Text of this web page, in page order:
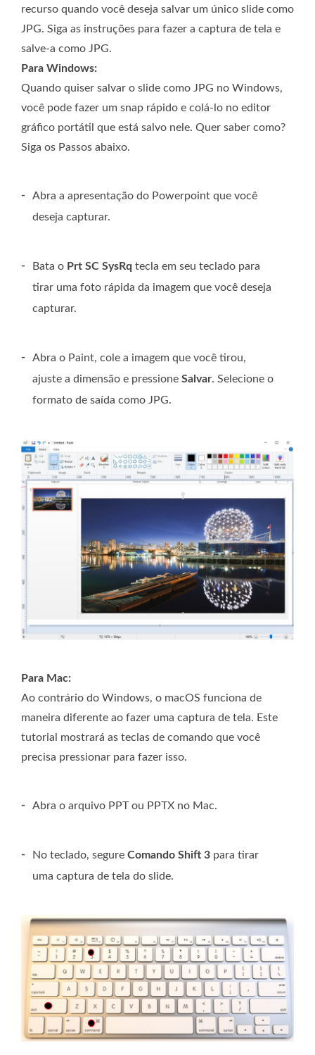
recurso quando você deseja salvar um único slide como
JPG. Siga as instruções para fazer a captura de tela e
salve-a como JPG.
Para Windows:
Quando quiser salvar o slide como JPG no Windows,
você pode fazer um snap rápido e colá-lo no editor
gráfico portátil que está salvo nele. Quer saber como?
Siga os Passos abaixo.
-
Abra a apresentação do Powerpoint que você
deseja capturar.
- Bata o Prt SC SysRq tecla em seu teclado para
tirar uma foto rápida da imagem que você deseja
capturar.
-
Abra o Paint, cole a imagem que você tirou,
ajuste a dimensão e pressione Salvar. Selecione o
formato de saída como JPG.
Para Mac:
Ao contrário do Windows, o macOS funciona de
maneira diferente ao fazer uma captura de tela. Este
tutorial mostrará as teclas de comando que você
precisa pressionar para fazer isso.
- Abra o arquivo PPT ou PPTX no Mac.
- No teclado, segure Comando Shift 3 para tirar
uma captura de tela do slide.